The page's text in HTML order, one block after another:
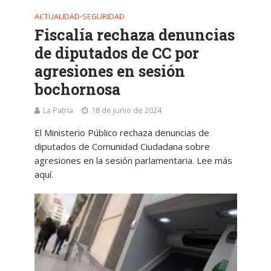
ACTUALIDAD•SEGURIDAD
Fiscalía rechaza denuncias
de diputados de CC por
agresiones en sesión
bochornosa
La Patria 18 de junio de 2024
El Ministerio Público rechaza denuncias de
diputados de Comunidad Ciudadana sobre
agresiones en la sesión parlamentaria. Lee más
aquí.